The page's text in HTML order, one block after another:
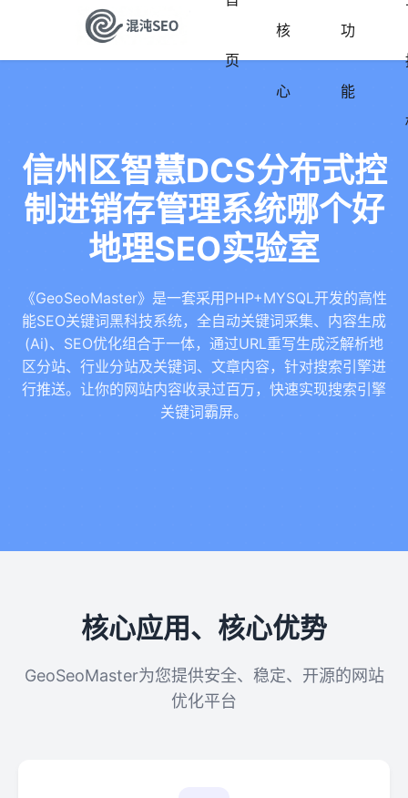
页
核
心
功
能
信州区智慧DCS分布式控
制进销存管理系统哪个好
地理SEO实验室
《GeoSeoMaster》是一套采用PHP+MYSQL开发的高性
能SEO关键词黑科技系统，全自动关键词采集、内容生成
(Ai)、SEO优化组合于一体，通过URL重写生成泛解析地
区分站、行业分站及关键词、文章内容，针对搜索引擎进
行推送。让你的网站内容收录过百万，快速实现搜索引擎
关键词霸屏。
核心应用、核心优势
GeoSeoMaster为您提供安全、稳定、开源的网站
优化平台